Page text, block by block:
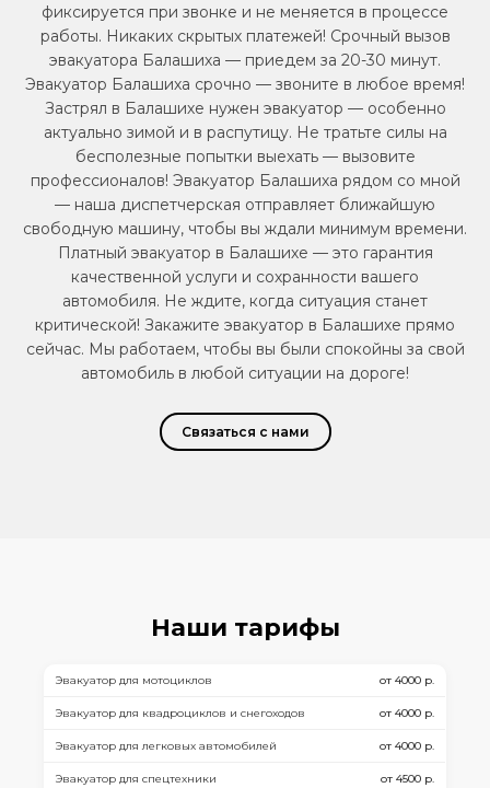
фиксируется при звонке и не меняется в процессе
работы. Никаких скрытых платежей! Срочный вызов
эвакуатора Балашиха — приедем за 20-30 минут.
Эвакуатор Балашиха срочно — звоните в любое время!
Застрял в Балашихе нужен эвакуатор — особенно
актуально зимой и в распутицу. Не тратьте силы на
бесполезные попытки выехать — вызовите
профессионалов! Эвакуатор Балашиха рядом со мной
— наша диспетчерская отправляет ближайшую
свободную машину, чтобы вы ждали минимум времени.
Платный эвакуатор в Балашихе — это гарантия
качественной услуги и сохранности вашего
автомобиля. Не ждите, когда ситуация станет
критической! Закажите эвакуатор в Балашихе прямо
сейчас. Мы работаем, чтобы вы были спокойны за свой
автомобиль в любой ситуации на дороге!
Связаться с нами
Наши тарифы
Эвакуатор для мотоциклов от 4000 р.
Эвакуатор для квадроциклов и снегоходов от 4000 р.
Эвакуатор для легковых автомобилей от 4000 р.
Эвакуатор для спецтехники от 4500 р.